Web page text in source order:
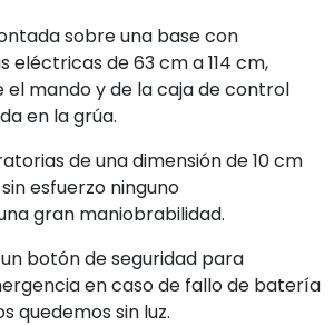
sobre una base con
de 63 cm a 114 cm,
mando y de la caja de control
en la grúa.
de una dimensión de 10 cm
esfuerzo ninguno
gran maniobrabilidad.
botón de seguridad para
en caso de fallo de batería
quedemos sin luz.